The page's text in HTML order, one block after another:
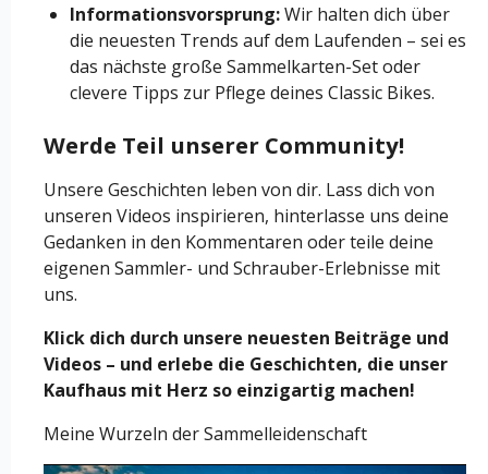
Informationsvorsprung:Wir halten dich über
die neuesten Trends auf dem Laufenden – sei es
das nächste große Sammelkarten-Set oder
clevere Tipps zur Pflege deines Classic Bikes.
Werde Teil unserer Community!
Unsere Geschichten leben von dir. Lass dich von
unseren Videos inspirieren, hinterlasse uns deine
Gedanken in den Kommentaren oder teile deine
eigenen Sammler- und Schrauber-Erlebnisse mit
uns.
Klick dich durch unsere neuesten Beiträge und
Videos – und erlebe die Geschichten, die unser
Kaufhaus mit Herz so einzigartig machen!
Meine Wurzeln der Sammelleidenschaft